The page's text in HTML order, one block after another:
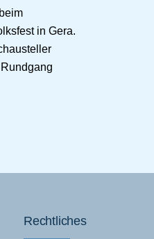
in Gera.
Rechtliches